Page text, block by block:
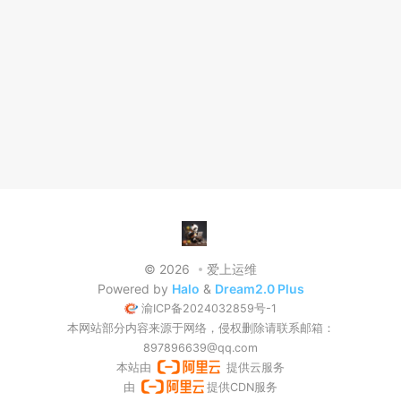
© 2026
爱上运维
Powered by Halo & Dream2.0 Plus
渝ICP备2024032859号-1
本网站部分内容来源于网络，侵权删除请联系邮箱：
897896639@qq.com
本站由
提供云服务
由
提供CDN服务